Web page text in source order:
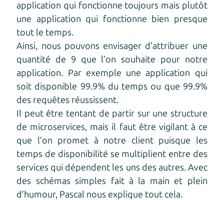
application qui fonctionne toujours mais plutôt
une application qui fonctionne bien presque
tout le temps.
Ainsi, nous pouvons envisager d’attribuer une
quantité de 9 que l’on souhaite pour notre
application. Par exemple une application qui
soit disponible 99.9% du temps ou que 99.9%
des requêtes réussissent.
Il peut être tentant de partir sur une structure
de microservices, mais il faut être vigilant à ce
que l’on promet à notre client puisque les
temps de disponibilité se multiplient entre des
services qui dépendent les uns des autres. Avec
des schémas simples fait à la main et plein
d’humour, Pascal nous explique tout cela.